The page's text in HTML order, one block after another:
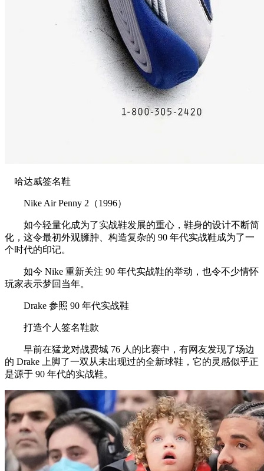
哈达威签名鞋
Nike Air Penny 2（1996）
如今轻量化成为了实战鞋发展的重心，鞋身的设计不断简
化，这令最初外观臃肿、构造复杂的 90 年代实战鞋成为了一
个时代的印记。
如今 Nike 重新关注 90 年代实战鞋的举动，也令不少情怀
玩家表示梦回当年。
Drake 参照 90 年代实战鞋
打造个人签名鞋款
早前在猛龙对战费城 76 人的比赛中，有网友发现了场边
的 Drake 上脚了一双从未出现过的全新球鞋，它的灵感似乎正
是源于 90 年代的实战鞋。